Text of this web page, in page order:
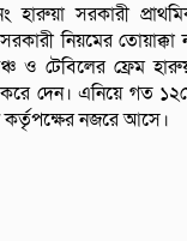
সরকারী
নিয়মের তোয়াক্কা
ও টেবিলের ফ্রেম
করে দেন। এনিয়ে গত
কর্তৃপক্ষের নজরে আসে।